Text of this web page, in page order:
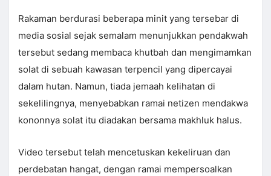
Rakaman berdurasi beberapa minit yang tersebar di
media sosial sejak semalam menunjukkan pendakwah
tersebut sedang membaca khutbah dan mengimamkan
solat di sebuah kawasan terpencil yang dipercayai
dalam hutan. Namun, tiada jemaah kelihatan di
sekelilingnya, menyebabkan ramai netizen mendakwa
kononnya solat itu diadakan bersama makhluk halus.
Video tersebut telah mencetuskan kekeliruan dan
perdebatan hangat, dengan ramai mempersoalkan